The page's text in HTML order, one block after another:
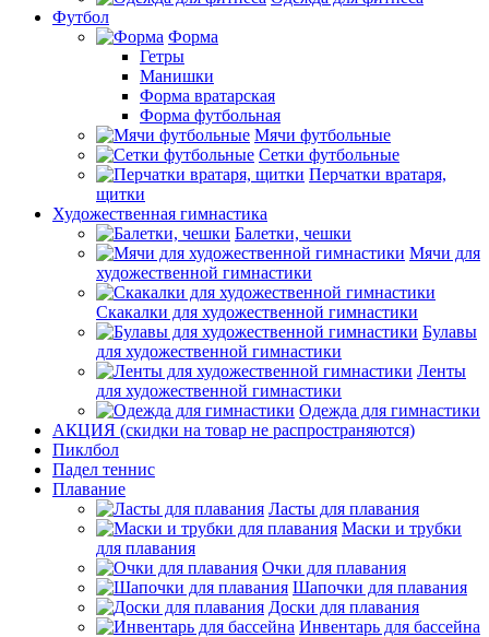
Футбол
Форма
Гетры
Манишки
Форма вратарская
Форма футбольная
Мячи футбольные
Сетки футбольные
Перчатки вратаря,
щитки
Художественная гимнастика
Балетки, чешки
Мячи для
художественной гимнастики
Скакалки для художественной гимнастики
Булавы
для художественной гимнастики
Ленты
для художественной гимнастики
Одежда для гимнастики
АКЦИЯ (скидки на товар не распространяются)
Пиклбол
Падел теннис
Плавание
Ласты для плавания
Маски и трубки
для плавания
Очки для плавания
Шапочки для плавания
Доски для плавания
Инвентарь для бассейна